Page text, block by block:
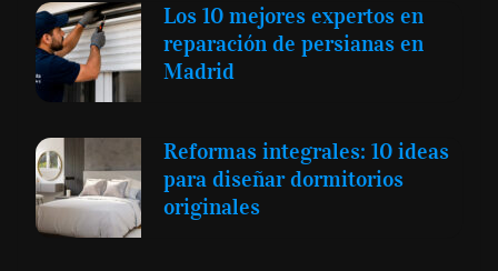
Los 10 mejores expertos en
reparación de persianas en
Madrid
Reformas integrales: 10 ideas
para diseñar dormitorios
originales